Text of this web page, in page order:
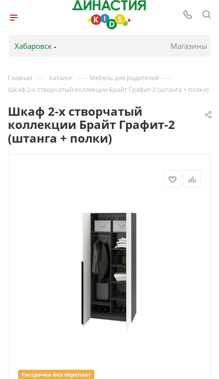
Хабаровск Магазины
Главная — Каталог — Мебель для родителей —
Шкаф 2-х створчатый коллекции Брайт Графит-2 (штанга + полки)
Шкаф 2-х створчатый
коллекции Брайт Графит-2
(штанга + полки)
Рассрочка без переплат